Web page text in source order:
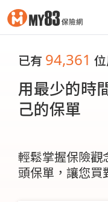
已有 94,361
用最少的時
己的保單
輕鬆掌握保險觀
頭保單，讓您買